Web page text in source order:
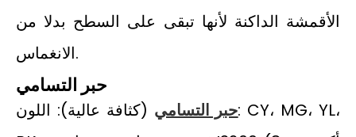
الأقمشة الداكنة لأنها تبقى على السطح بدلا من
الانغماس.
حبر التسامي
حبر التسامي (كثافة عالية): اللون: CY، MG، YL،